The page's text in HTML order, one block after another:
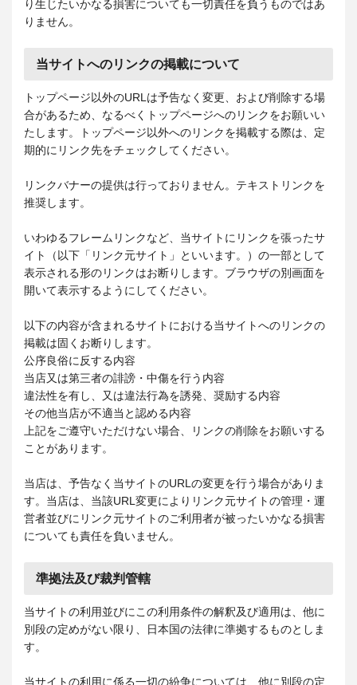
り生じたいかなる損害についても一切責任を負うものではあ
りません。
当サイトへのリンクの掲載について
トップページ以外のURLは予告なく変更、および削除する場
合があるため、なるべくトップページへのリンクをお願いい
たします。トップページ以外へのリンクを掲載する際は、定
期的にリンク先をチェックしてください。
リンクバナーの提供は行っておりません。テキストリンクを
推奨します。
いわゆるフレームリンクなど、当サイトにリンクを張ったサ
イト（以下「リンク元サイト」といいます。）の一部として
表示される形のリンクはお断りします。ブラウザの別画面を
開いて表示するようにしてください。
以下の内容が含まれるサイトにおける当サイトへのリンクの
掲載は固くお断りします。
公序良俗に反する内容
当店又は第三者の誹謗・中傷を行う内容
違法性を有し、又は違法行為を誘発、奨励する内容
その他当店が不適当と認める内容
上記をご遵守いただけない場合、リンクの削除をお願いする
ことがあります。
当店は、予告なく当サイトのURLの変更を行う場合がありま
す。当店は、当該URL変更によりリンク元サイトの管理・運
営者並びにリンク元サイトのご利用者が被ったいかなる損害
についても責任を負いません。
準拠法及び裁判管轄
当サイトの利用並びにこの利用条件の解釈及び適用は、他に
別段の定めがない限り、日本国の法律に準拠するものとしま
す。
当サイトの利用に係る一切の紛争については、他に別段の定